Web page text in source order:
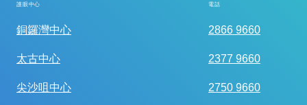
護眼中心 電話
銅鑼灣中心 2866 9660
太古中心 2377 9660
尖沙咀中心 2750 9660